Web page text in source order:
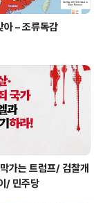
아 – 조류독감
가는 트럼프/ 검찰개
/ 민주당